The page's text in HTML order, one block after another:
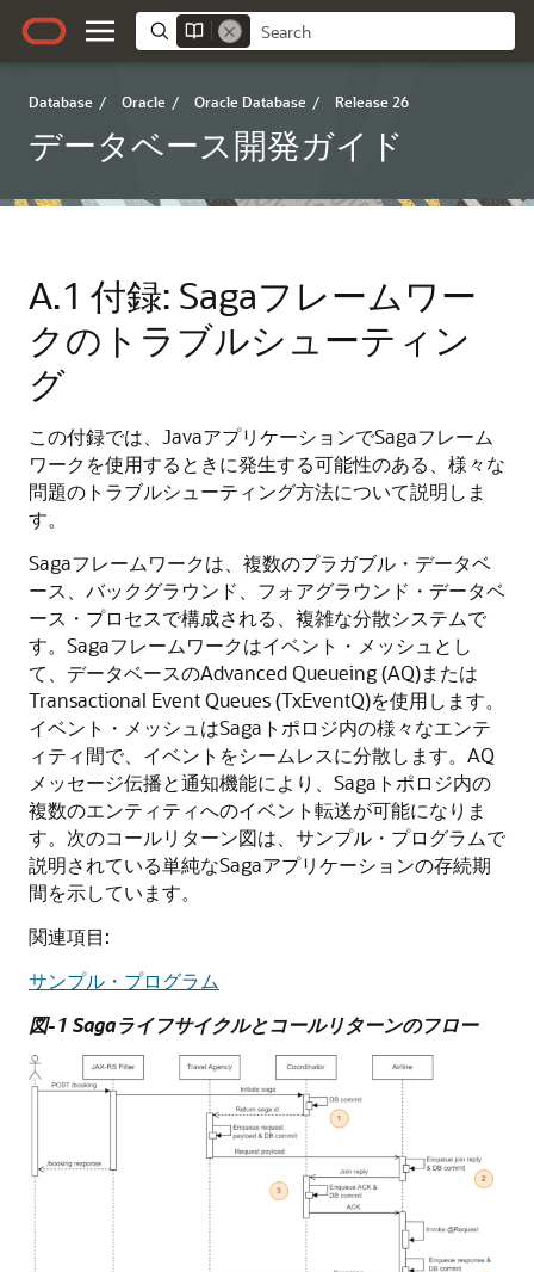
Database / Oracle / Oracle Database / Release 26
データベース開発ガイド
A.1 付録: Sagaフレームワー
クのトラブルシューティン
グ
この付録では、JavaアプリケーションでSagaフレーム
ワークを使用するときに発生する可能性のある、様々な
問題のトラブルシューティング方法について説明しま
す。
Sagaフレームワークは、複数のプラガブル・データベ
ース、バックグラウンド、フォアグラウンド・データベ
ース・プロセスで構成される、複雑な分散システムで
す。Sagaフレームワークはイベント・メッシュとし
て、データベースのAdvanced Queueing (AQ)または
Transactional Event Queues (TxEventQ)を使用します。
イベント・メッシュはSagaトポロジ内の様々なエンテ
ィティ間で、イベントをシームレスに分散します。AQ
メッセージ伝播と通知機能により、Sagaトポロジ内の
複数のエンティティへのイベント転送が可能になりま
す。次のコールリターン図は、サンプル・プログラムで
説明されている単純なSagaアプリケーションの存続期
間を示しています。
関連項目:
サンプル・プログラム
図-1 Sagaライフサイクルとコールリターンのフロー